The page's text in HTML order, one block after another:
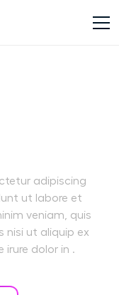
adipiscing
ut labore et
veniam, quis
nisi ut aliquip ex
dolor in .